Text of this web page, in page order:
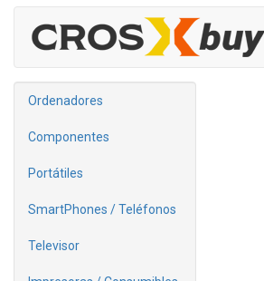
Ordenadores
Componentes
Portátiles
SmartPhones / Teléfonos
Televisor